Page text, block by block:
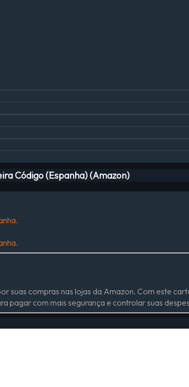
Código (Espanha) (Amazon)
suas compras nas lojas da Amazon. Com este
pagar com mais segurança e controlar suas